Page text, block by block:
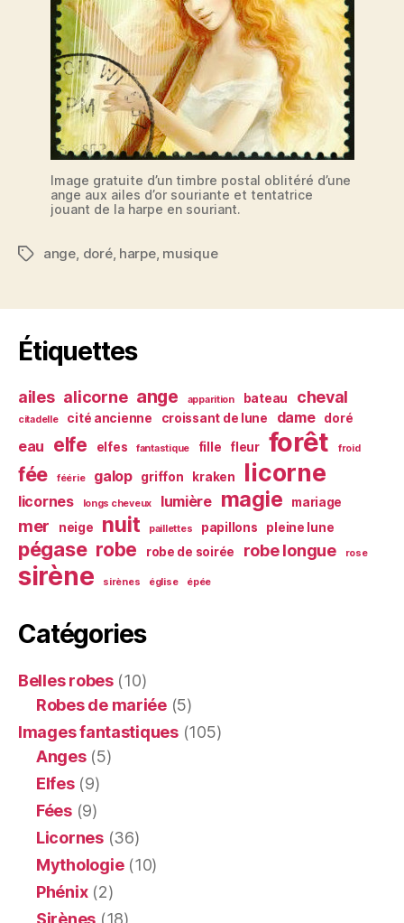
Image gratuite d’un timbre postal oblitéré d’une
ange aux ailes d’or souriante et tentatrice
jouant de la harpe en souriant.
Étiquettes
ange doré, harpe, musique
Étiquettes
ailes alicorne ange apparition bateau cheval
citadelle cité ancienne croissant de lune dame doré
eau elfe elfes fantastique fille fleur forêt froid
fée féérie galop griffon kraken licorne
licornes longs cheveux lumière magie mariage
mer neige nuit paillettes papillons pleine lune
pégase robe robe de soirée robe longue rose
sirène sirènes église épée
Catégories
Belles robes(10)
Robes de mariée(5)
Images fantastiques(105)
Anges(5)
Elfes(9)
Fées(9)
Licornes(36)
Mythologie(10)
Phénix(2)
Sirènes (18)